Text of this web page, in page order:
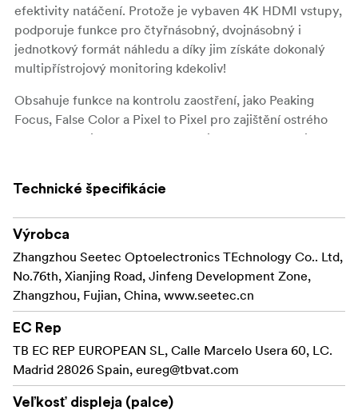
efektivity natáčení. Protože je vybaven 4K HDMI vstupy,
podporuje funkce pro čtyřnásobný, dvojnásobný i
jednotkový formát náhledu a díky jim získáte dokonalý
multipřístrojový monitoring kdekoliv!
Obsahuje funkce na kontrolu zaostření, jako Peaking
Focus, False Color a Pixel to Pixel pro zajištění ostrého
obrazu. Dále je vybaven funkcemi seřízení obrazu jako
zajištěn odpovídající prostor pro ostatní funkce během
živé produkce. Kromě toho také obsahuje další užitečné
funkce jako Image Zoom, Check Field, Image Freeze,
Color Temperature Adjustment apod.
15,6” LCD, Full HD 1920x1080
Samotný IPS LCD panel má rozlišení 1920 x 1080 s
kontrastním poměrem 800:1 a LED podsvícením s jasem
250cd/m² pro přesnou reprodukci videa. Kombinuje
širokoúhlý náhled v úhlu 170° v horizontálním a
Technické špecifikácie
Výrobca
Zhangzhou Seetec Optoelectronics TEchnology Co.. Ltd,
No.76th, Xianjing Road, Jinfeng Development Zone,
Zhangzhou, Fujian, China, www.seetec.cn
EC Rep
TB EC REP EUROPEAN SL, Calle Marcelo Usera 60, LC.
Madrid 28026 Spain, eureg@tbvat.com
Veľkosť displeja (palce)